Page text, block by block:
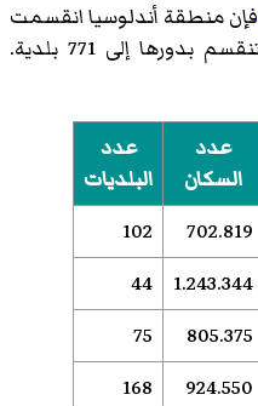
فإن منطقة أندلوسيا انقسمت
إلى 8 مقاطعات رئيسية، والتي تنقسم بدورها إلى 771 بلدية.
عدد
السكان
عدد
البلديات
702.819
102
1.243.344
44
805.375
75
924.550
168